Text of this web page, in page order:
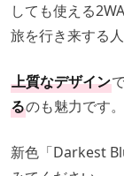
しても使える
旅を行き来する
上質なデザイン
るのも魅力です。
新色「Darkest